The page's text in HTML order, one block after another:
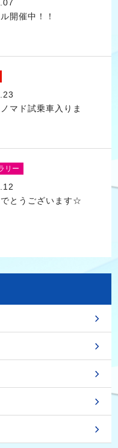
開催中！！
マド試乗車入りま
リー
とうございます☆